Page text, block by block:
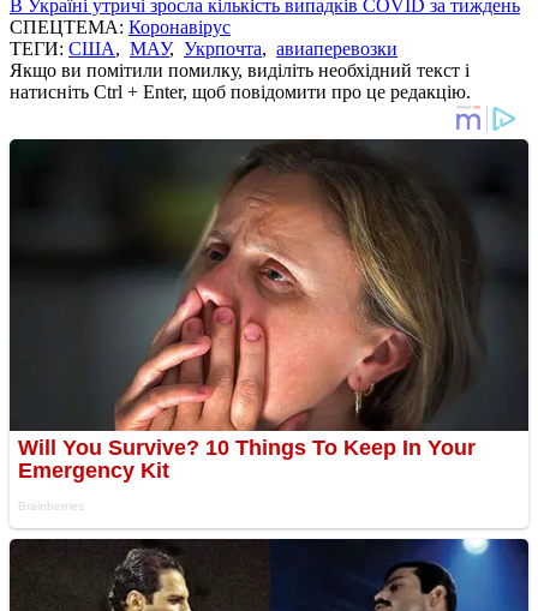
В Україні утричі зросла кількість випадків COVID за тиждень
СПЕЦТЕМА: Коронавірус
ТЕГИ: США, МАУ, Укрпочта, авиаперевозки
Якщо ви помітили помилку, виділіть необхідний текст і
натисніть Ctrl + Enter, щоб повідомити про це редакцію.